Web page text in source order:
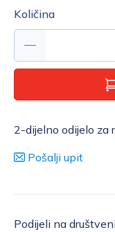
Količina
2-dijelno odijelo za
Pošalji upit
Podijeli na